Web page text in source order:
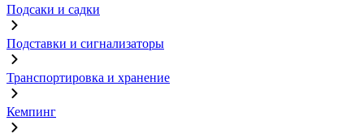
Подсаки и садки
Подставки и сигнализаторы
Транспортировка и хранение
Кемпинг